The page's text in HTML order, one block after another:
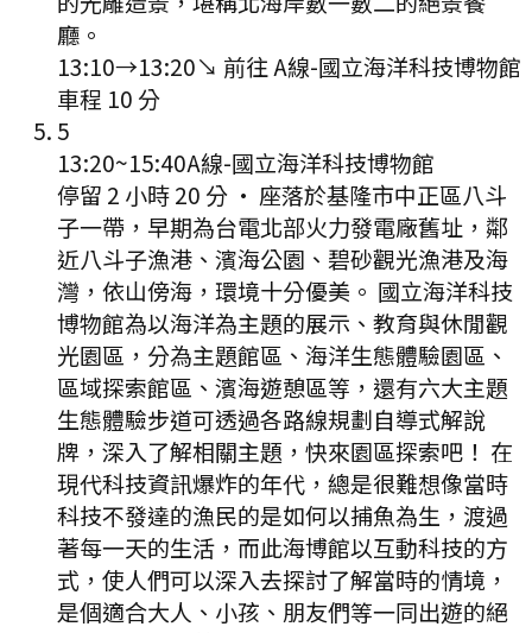
廳。
13:10→13:20↘ 前往 A線-國立海洋科技博物館
車程 10 分
5
13:20~15:40A線-國立海洋科技博物館
停留 2 小時 20 分 · 座落於基隆市中正區八斗
子一帶，早期為台電北部火力發電廠舊址，鄰
近八斗子漁港、濱海公園、碧砂觀光漁港及海
灣，依山傍海，環境十分優美。 國立海洋科技
博物館為以海洋為主題的展示、教育與休閒觀
光園區，分為主題館區、海洋生態體驗園區、
區域探索館區、濱海遊憩區等，還有六大主題
生態體驗步道可透過各路線規劃自導式解說
牌，深入了解相關主題，快來園區探索吧！ 在
現代科技資訊爆炸的年代，總是很難想像當時
科技不發達的漁民的是如何以捕魚為生，渡過
著每一天的生活，而此海博館以互動科技的方
式，使人們可以深入去探討了解當時的情境，
是個適合大人、小孩、朋友們等一同出遊的絕